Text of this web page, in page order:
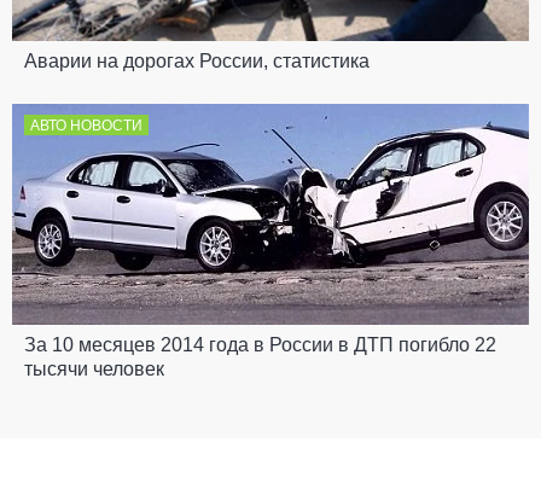
Аварии на дорогах России, статистика
АВТО НОВОСТИ
За 10 месяцев 2014 года в России в ДТП погибло 22
тысячи человек